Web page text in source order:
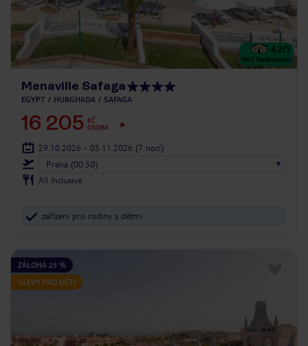
4.2/5
961 hodnocení
Menaville Safaga
EGYPT HURGHADA SAFAGA
16 205
KČ
OSOBA
29.10.2026 - 05.11.2026 (7 nocí)
Praha (00:50)
All Inclusive
zařízení pro rodiny s dětmi
ZÁLOHA 25 %
SLEVY PRO DĚTI